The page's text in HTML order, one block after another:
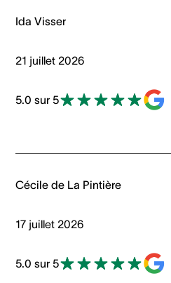
Ida Visser
21 juillet 2026
5.0 sur 5
Cécile de La Pintière
17 juillet 2026
5.0 sur 5